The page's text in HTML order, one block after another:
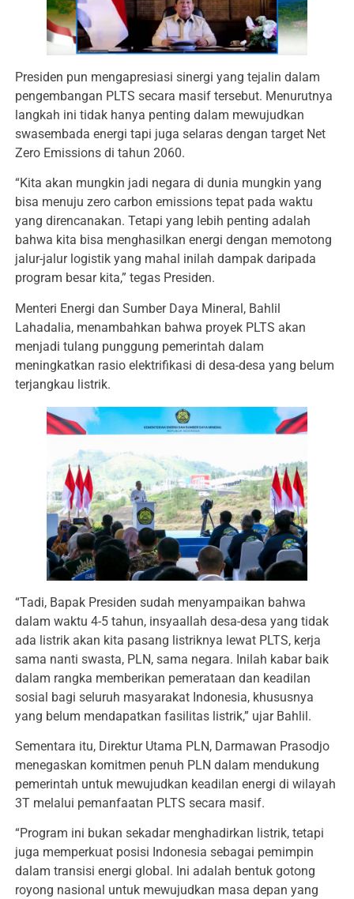
Presiden pun mengapresiasi sinergi yang tejalin dalam
pengembangan PLTS secara masif tersebut. Menurutnya
langkah ini tidak hanya penting dalam mewujudkan
swasembada energi tapi juga selaras dengan target Net
Zero Emissions di tahun 2060.
“Kita akan mungkin jadi negara di dunia mungkin yang
bisa menuju zero carbon emissions tepat pada waktu
yang direncanakan. Tetapi yang lebih penting adalah
bahwa kita bisa menghasilkan energi dengan memotong
jalur-jalur logistik yang mahal inilah dampak daripada
program besar kita,” tegas Presiden.
Menteri Energi dan Sumber Daya Mineral, Bahlil
Lahadalia, menambahkan bahwa proyek PLTS akan
menjadi tulang punggung pemerintah dalam
meningkatkan rasio elektrifikasi di desa-desa yang belum
terjangkau listrik.
“Tadi, Bapak Presiden sudah menyampaikan bahwa
dalam waktu 4-5 tahun, insyaallah desa-desa yang tidak
ada listrik akan kita pasang listriknya lewat PLTS, kerja
sama nanti swasta, PLN, sama negara. Inilah kabar baik
dalam rangka memberikan pemerataan dan keadilan
sosial bagi seluruh masyarakat Indonesia, khususnya
yang belum mendapatkan fasilitas listrik,” ujar Bahlil.
Sementara itu, Direktur Utama PLN, Darmawan Prasodjo
menegaskan komitmen penuh PLN dalam mendukung
pemerintah untuk mewujudkan keadilan energi di wilayah
3T melalui pemanfaatan PLTS secara masif.
“Program ini bukan sekadar menghadirkan listrik, tetapi
juga memperkuat posisi Indonesia sebagai pemimpin
dalam transisi energi global. Ini adalah bentuk gotong
royong nasional untuk mewujudkan masa depan yang